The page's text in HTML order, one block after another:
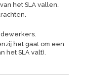
van het SLA vallen.
het gaat om een
het SLA valt).